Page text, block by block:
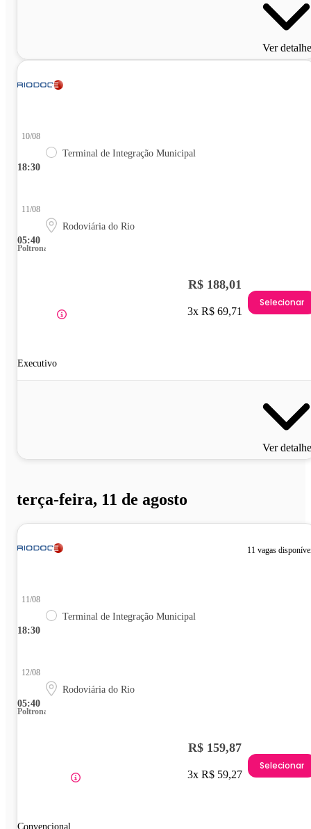
Ver
18:30
10/08
Terminal de Integração Municipal
05:40
11/08
Rodoviária do Rio
Poltrona
Executivo
R$ 188,01
3x R$ 69,71
Selecionar
Ver
terça-feira, 11 de agosto
11 vagas
18:30
11/08
Terminal de Integração Municipal
05:40
12/08
Rodoviária do Rio
Poltrona
Convencional
R$ 159,87
3x R$ 59,27
Selecionar